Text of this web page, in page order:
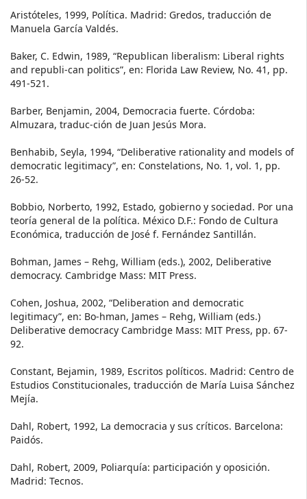
Aristóteles, 1999, Política. Madrid: Gredos, traducción de
Manuela García Valdés.
Baker, C. Edwin, 1989, “Republican liberalism: Liberal rights
and republi-can politics”, en: Florida Law Review, No. 41, pp.
491-521.
Barber, Benjamin, 2004, Democracia fuerte. Córdoba:
Almuzara, traduc-ción de Juan Jesús Mora.
Benhabib, Seyla, 1994, “Deliberative rationality and models of
democratic legitimacy”, en: Constelations, No. 1, vol. 1, pp.
26-52.
Bobbio, Norberto, 1992, Estado, gobierno y sociedad. Por una
teoría general de la política. México D.F.: Fondo de Cultura
Económica, traducción de José f. Fernández Santillán.
Bohman, James – Rehg, William (eds.), 2002, Deliberative
democracy. Cambridge Mass: MIT Press.
Cohen, Joshua, 2002, “Deliberation and democratic
legitimacy”, en: Bo-hman, James – Rehg, William (eds.)
Deliberative democracy Cambridge Mass: MIT Press, pp. 67-
92.
Constant, Bejamin, 1989, Escritos políticos. Madrid: Centro de
Estudios Constitucionales, traducción de María Luisa Sánchez
Mejía.
Dahl, Robert, 1992, La democracia y sus críticos. Barcelona:
Paidós.
Dahl, Robert, 2009, Poliarquía: participación y oposición.
Madrid: Tecnos.